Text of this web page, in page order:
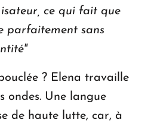
ce qui fait que
parfaitement sans
? Elena travaille
ondes. Une langue
de haute lutte, car, à